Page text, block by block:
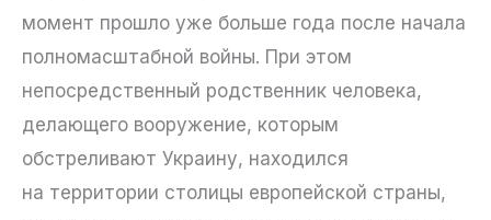
момент прошло уже больше года после начала
полномасштабной войны. При этом
непосредственный родственник человека,
делающего вооружение, которым
обстреливают Украину, находился
на территории столицы европейской страны,